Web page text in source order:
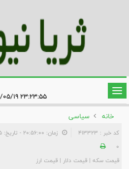
تغییر
وضعیت
ناوبری
۲۳:۲۳:۵۵ ۱۴۰۵/۰۵/۱۹
خانه
سیاسی
کد خبر : 413323 زمان: ۲۰:۵۶:۰۰ - تاریخ: ۱۴۰۱/۰۷/۱۵
0
قیمت سکه | قیمت دلار | قیمت ارز